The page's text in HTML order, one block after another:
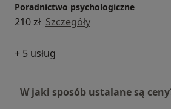
Poradnictwo psychologiczne
210 zł Szczegóły
+ 5 usług
W jaki sposób ustalane są